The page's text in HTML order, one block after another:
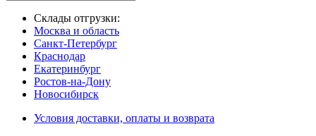
Склады отгрузки:
Москва и область
Санкт-Петербург
Краснодар
Екатеринбург
Ростов-на-Дону
Новосибирск
Условия доставки, оплаты и возврата